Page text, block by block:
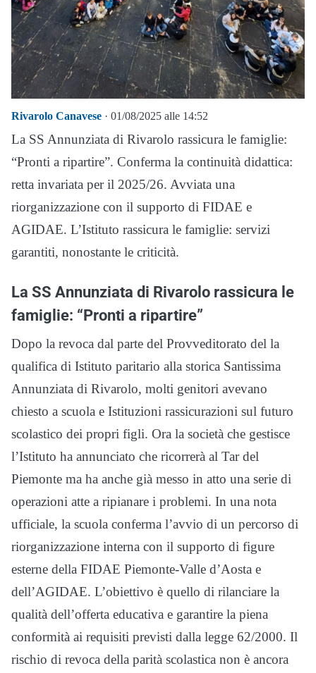
Rivarolo Canavese · 01/08/2025 alle 14:52
La SS Annunziata di Rivarolo rassicura le famiglie:
“Pronti a ripartire”. Conferma la continuità didattica:
retta invariata per il 2025/26. Avviata una
riorganizzazione con il supporto di FIDAE e
AGIDAE. L’Istituto rassicura le famiglie: servizi
garantiti, nonostante le criticità.
La SS Annunziata di Rivarolo rassicura le
famiglie: “Pronti a ripartire”
Dopo la revoca dal parte del Provveditorato del la
qualifica di Istituto paritario alla storica Santissima
Annunziata di Rivarolo, molti genitori avevano
chiesto a scuola e Istituzioni rassicurazioni sul futuro
scolastico dei propri figli. Ora la società che gestisce
l’Istituto ha annunciato che ricorrerà al Tar del
Piemonte ma ha anche già messo in atto una serie di
operazioni atte a ripianare i problemi. In una nota
ufficiale, la scuola conferma l’avvio di un percorso di
riorganizzazione interna con il supporto di figure
esterne della FIDAE Piemonte-Valle d’Aosta e
dell’AGIDAE. L’obiettivo è quello di rilanciare la
qualità dell’offerta educativa e garantire la piena
conformità ai requisiti previsti dalla legge 62/2000. Il
rischio di revoca della parità scolastica non è ancora